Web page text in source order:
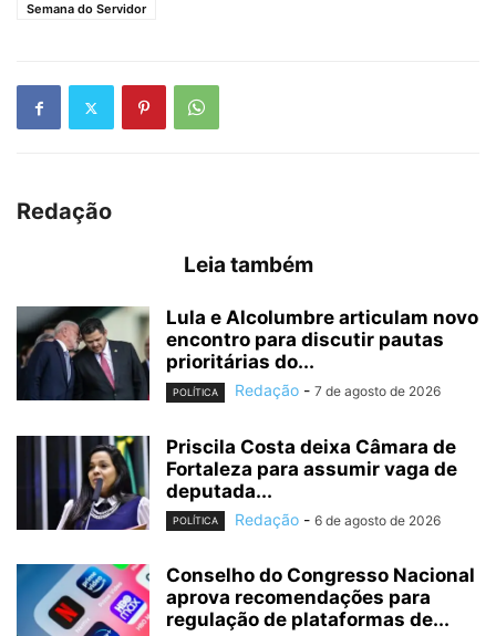
Semana do Servidor
Redação
Leia também
Lula e Alcolumbre articulam novo
encontro para discutir pautas
prioritárias do...
POLÍTICA Redação - 7 de agosto de 2026
Priscila Costa deixa Câmara de
Fortaleza para assumir vaga de
deputada...
POLÍTICA Redação - 6 de agosto de 2026
Conselho do Congresso Nacional
aprova recomendações para
regulação de plataformas de...